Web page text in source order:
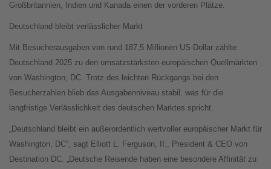
Großbritannien, Indien und Kanada einen der vorderen Plätze.
Deutschland bleibt verlässlicher Markt
Mit Besucherausgaben von rund 187,5 Millionen US-Dollar zählte
Deutschland 2025 zu den umsatzstärksten europäischen Quellmärkten
von Washington, DC. Trotz des leichten Rückgangs bei den
Besucherzahlen blieb das Ausgabenniveau stabil, was für die
langfristige Verlässlichkeit des deutschen Marktes spricht.
„Deutschland bleibt ein außerordentlich wertvoller europäischer Markt für
Washington, DC“, sagt Elliott L. Ferguson, II., President & CEO von
Destination DC. „Deutsche Reisende haben eine besondere Affinität zu